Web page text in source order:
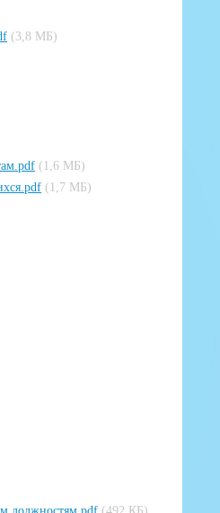
(3,8 МБ)
(1,6 МБ)
(1,7 МБ)